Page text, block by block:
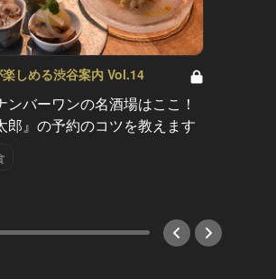
楽しめる渋谷案内 Vol.14
ンバーワンの名酒場はここ！
郎』の予約のコツを教えます